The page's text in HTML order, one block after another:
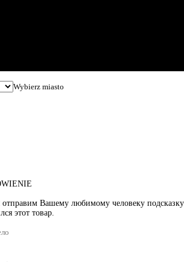
Вашему любимому человеку подсказку
этот товар.